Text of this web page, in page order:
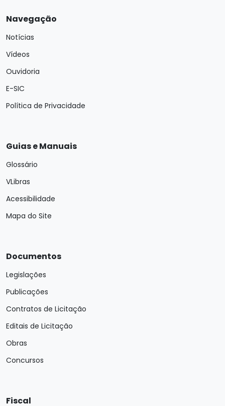
Navegação
Notícias
Vídeos
Ouvidoria
E-SIC
Política de Privacidade
Guias e Manuais
Glossário
VLibras
Acessibilidade
Mapa do Site
Documentos
Legislações
Publicações
Contratos de Licitação
Editais de Licitação
Obras
Concursos
Fiscal